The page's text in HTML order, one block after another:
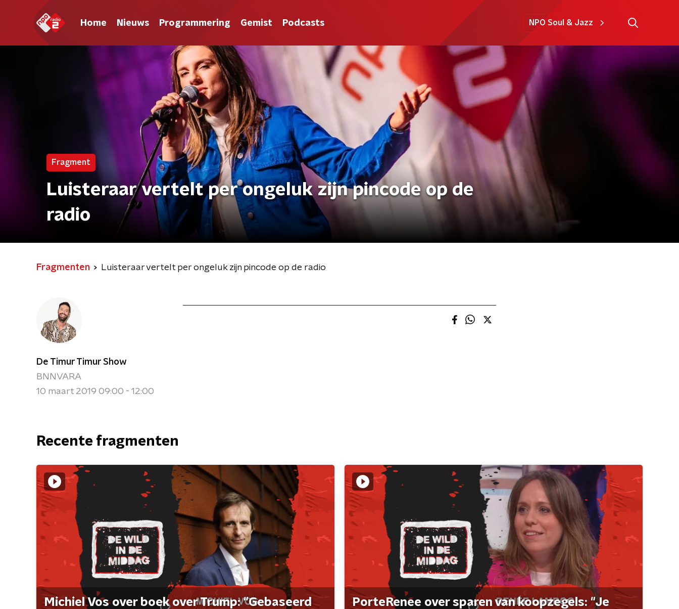
Home Nieuws Programmering Gemist Podcasts NPO Soul & Jazz
Fragment
Luisteraar vertelt per ongeluk zijn pincode op de
radio
Fragmenten Luisteraar vertelt per ongeluk zijn pincode op de radio
De Timur Timur Show
BNNVARA
10 maart 2019 09:00 - 12:00
Recente fragmenten
Michiel Vos over boek over Trump: "Gebaseerd
PorteRenee over sparen van koopzegels: "Je